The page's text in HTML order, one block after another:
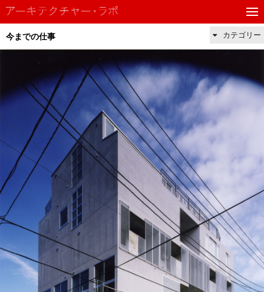
今までの仕事 カテゴリー